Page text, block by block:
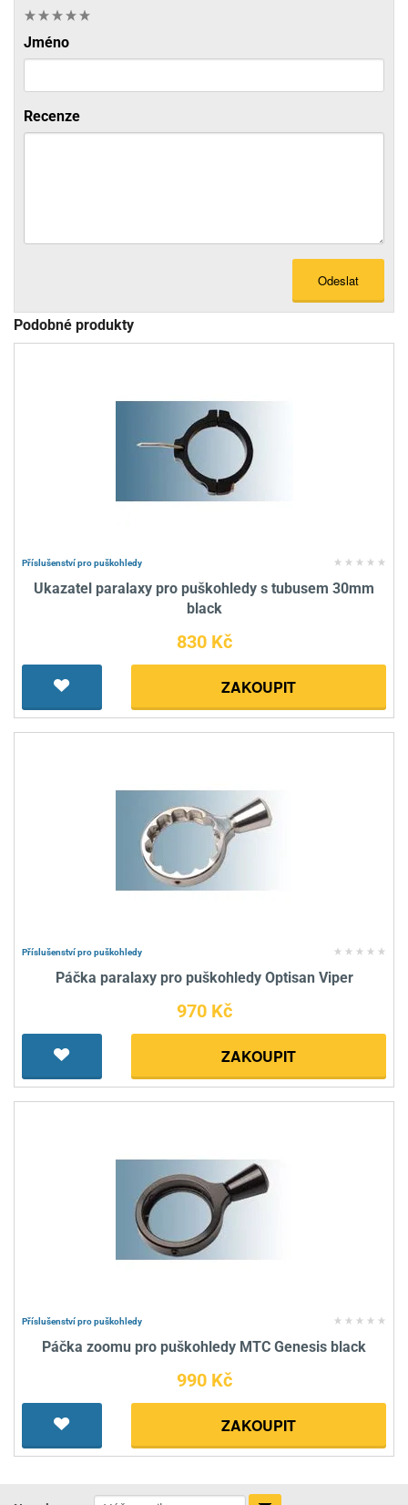
Jméno
Recenze
Odeslat
Podobné produkty
Příslušenství pro puškohledy
Ukazatel paralaxy pro puškohledy s tubusem 30mm
black
830 Kč
ZAKOUPIT
Příslušenství pro puškohledy
Páčka paralaxy pro puškohledy Optisan Viper
970 Kč
ZAKOUPIT
Příslušenství pro puškohledy
Páčka zoomu pro puškohledy MTC Genesis black
990 Kč
ZAKOUPIT